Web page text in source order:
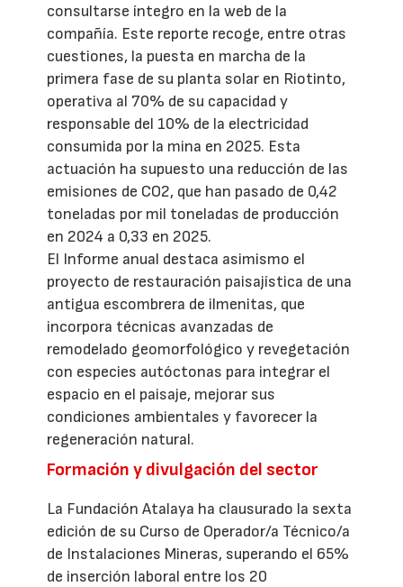
consultarse íntegro en la web de la
compañía. Este reporte recoge, entre otras
cuestiones, la puesta en marcha de la
primera fase de su planta solar en Riotinto,
operativa al 70% de su capacidad y
responsable del 10% de la electricidad
consumida por la mina en 2025. Esta
actuación ha supuesto una reducción de las
emisiones de CO2, que han pasado de 0,42
toneladas por mil toneladas de producción
en 2024 a 0,33 en 2025.
El Informe anual destaca asimismo el
proyecto de restauración paisajística de una
antigua escombrera de ilmenitas, que
incorpora técnicas avanzadas de
remodelado geomorfológico y revegetación
con especies autóctonas para integrar el
espacio en el paisaje, mejorar sus
condiciones ambientales y favorecer la
regeneración natural.
Formación y divulgación del sector
La Fundación Atalaya ha clausurado la sexta
edición de su Curso de Operador/a Técnico/a
de Instalaciones Mineras, superando el 65%
de inserción laboral entre los 20